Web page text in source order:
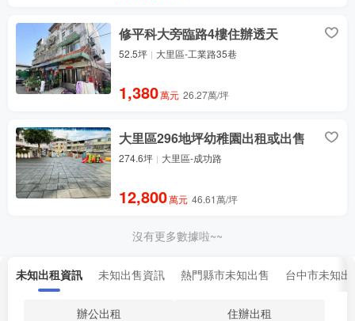
修平科大旁臨路4樓住辦透天
52.5坪 大里區-工業路35巷
1,380萬元 26.27萬/坪
大里區296地坪幼稚園出租或出售
274.6坪 大里區-成功路
12,800萬元 46.61萬/坪
沒有更多數據啦~~
未知出租資訊 未知出售資訊 熱門縣市未知出售 台中市未知出
辦公出租 住辦出租